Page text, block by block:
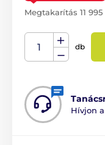
Megtakarítás 11 995
db
Hívjon